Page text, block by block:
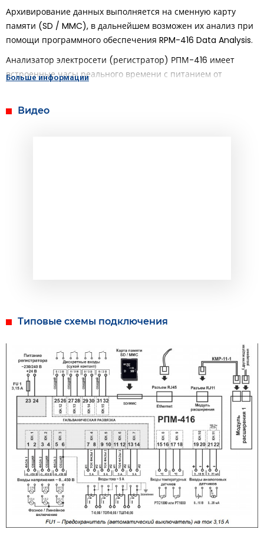
Архивирование данных выполняется на сменную карту
памяти (SD / MMC), в дальнейшем возможен их анализ при
помощи программного обеспечения RPM-416 Data Analysis.
Анализатор электросети (регистратор) РПМ-416 имеет
встроенные часы реального времени с питанием от
В РПМ-416 предусмотрено подключение к сети Ethernet по
высокого напряжения и тока гальванически
простоту подключения регистратора;
Высокая надежность – система самоконтроля и
алгоритм сохранения данных не допускают потери
данных в случае возникновения аварийных
ситуаций (пропадание питания);
Удобство настройки – четырехстрочный
символьный дисплей с подсветкой позволяет
настроить регистратор и следить за ходом его
работы (на дисплей выводятся значения
записываемых входных сигналов), клавиатура
служит для настройки и управления регистратором;
Удаленный мониторинг и конфигурация –
регистратор, установленный в труднодоступном
месте с подключенным Ethernet, способен,
Больше информации
Видео
Типовые схемы подключения